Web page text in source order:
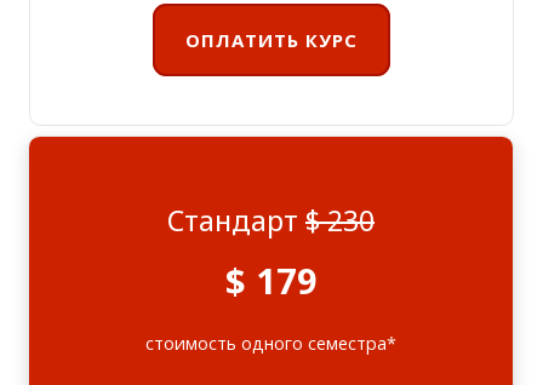
ОПЛАТИТЬ КУРС
Стандарт $ 230
$ 179
стоимость одного семестра*